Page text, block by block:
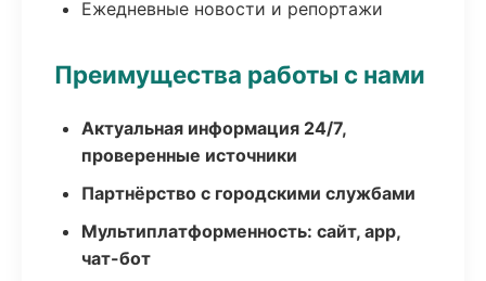
Ежедневные новости и репортажи
Преимущества работы с нами
Актуальная информация 24/7,
проверенные источники
Партнёрство с городскими службами
Мультиплатформенность: сайт, app,
чат-бот